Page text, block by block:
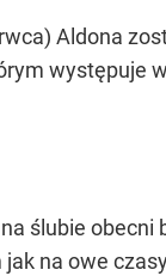
Aldona
występuje
ślubie obecni
na owe